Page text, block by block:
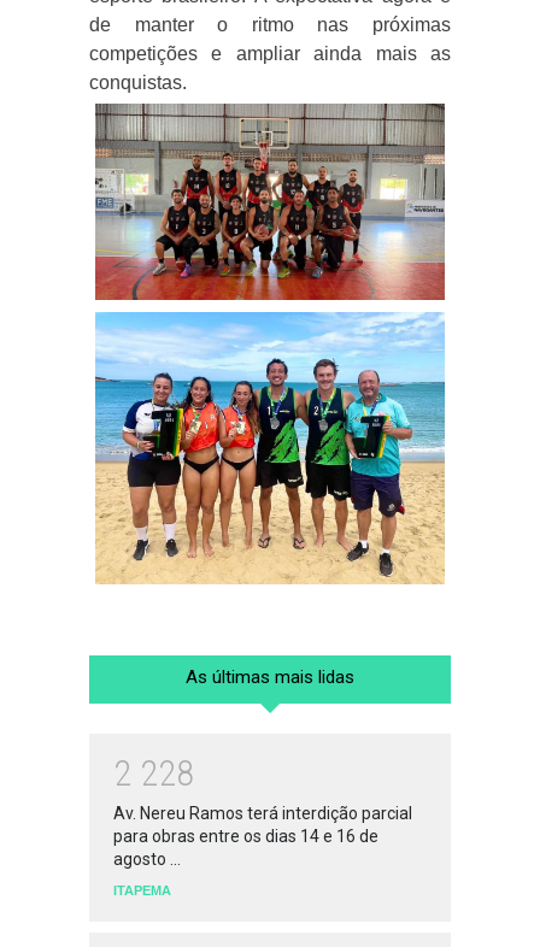
de manter o ritmo nas próximas
competições e ampliar ainda mais as
conquistas.
As últimas mais lidas
2 228
Av. Nereu Ramos terá interdição parcial
para obras entre os dias 14 e 16 de
agosto ...
ITAPEMA